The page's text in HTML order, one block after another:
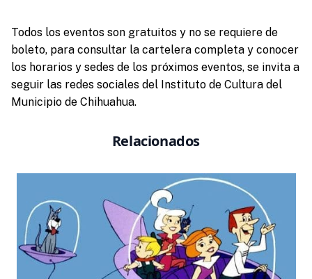
Todos los eventos son gratuitos y no se requiere de
boleto, para consultar la cartelera completa y conocer
los horarios y sedes de los próximos eventos, se invita a
seguir las redes sociales del Instituto de Cultura del
Municipio de Chihuahua.
Relacionados